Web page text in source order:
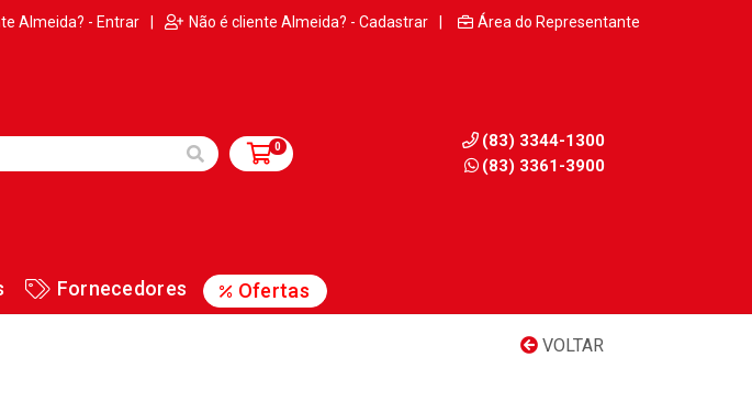
Almeida? - Entrar | Não é cliente Almeida? - Cadastrar | Área do Representante
0
(83) 3344-1300
(83) 3361-3900
Fornecedores Ofertas
VOLTAR